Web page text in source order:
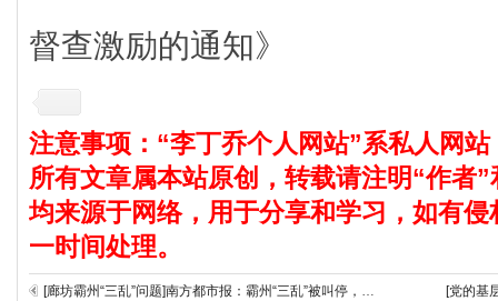
督查激励的通知》
注意事项：“李丁乔个人网站”系私人网
所有文章属本站原创，转载请注明“作者
均来源于网络，用于分享和学习，如有
一时间处理。
[党的基